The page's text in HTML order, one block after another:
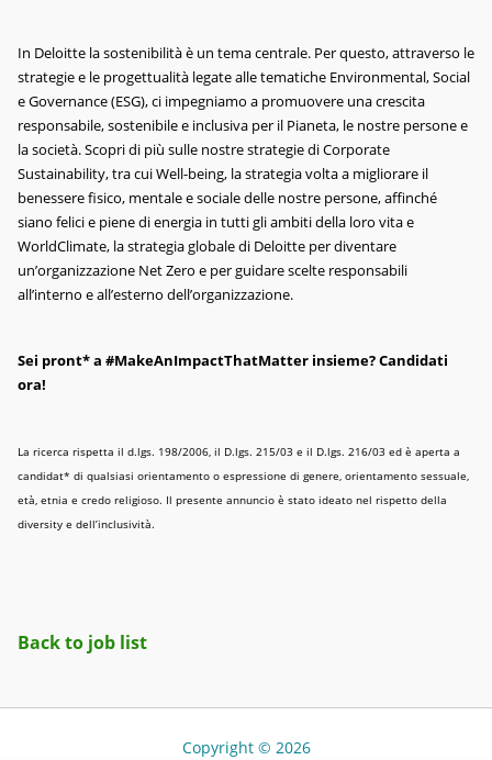
In Deloitte la sostenibilità è un tema centrale. Per questo, attraverso le
strategie e le progettualità legate alle tematiche Environmental, Social
e Governance (ESG), ci impegniamo a promuovere una crescita
responsabile, sostenibile e inclusiva per il Pianeta, le nostre persone e
la società. Scopri di più sulle nostre strategie di Corporate
Sustainability, tra cui Well-being, la strategia volta a migliorare il
benessere fisico, mentale e sociale delle nostre persone, affinché
siano felici e piene di energia in tutti gli ambiti della loro vita e
WorldClimate, la strategia globale di Deloitte per diventare
un’organizzazione Net Zero e per guidare scelte responsabili
all’interno e all’esterno dell’organizzazione.
Sei pront* a #MakeAnImpactThatMatter insieme? Candidati
ora!
La ricerca rispetta il d.lgs. 198/2006, il D.lgs. 215/03 e il D.lgs. 216/03 ed è aperta a
candidat* di qualsiasi orientamento o espressione di genere, orientamento sessuale,
età, etnia e credo religioso. Il presente annuncio è stato ideato nel rispetto della
diversity e dell’inclusività.
Back to job list
Copyright © 2026